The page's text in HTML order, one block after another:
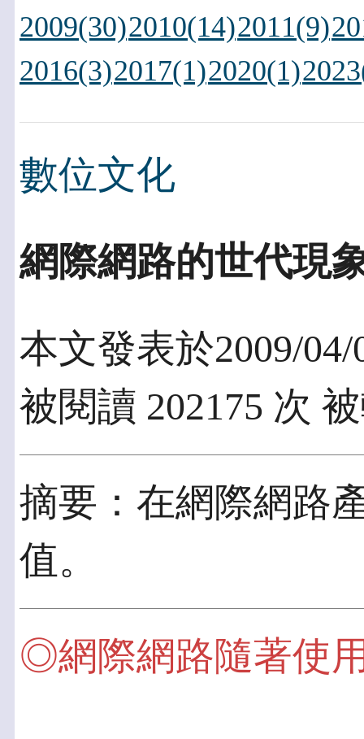
2009(30)2010(14)2011(9)
2016(3)2017(1)2020(1)
數位文化
網際網路的世代現
本文發表於2009/04/
被閱讀 202175 次
摘要：在網際網路
值。
◎網際網路隨著使